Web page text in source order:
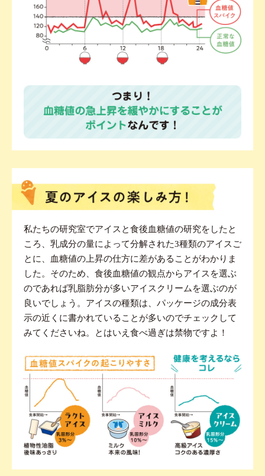
私たちの研究室でアイスと食後血糖値の研究をしたと
ころ、乳成分の量によって分解された3種類のアイスご
とに、血糖値の上昇の仕方に差があることがわかりま
した。そのため、食後血糖値の観点からアイスを選ぶ
のであれば乳脂肪分が多いアイスクリームを選ぶのが
良いでしょう。アイスの種類は、パッケージの成分表
示の近くに書かれていることが多いのでチェックして
みてくださいね。とはいえ食べ過ぎは禁物ですよ！